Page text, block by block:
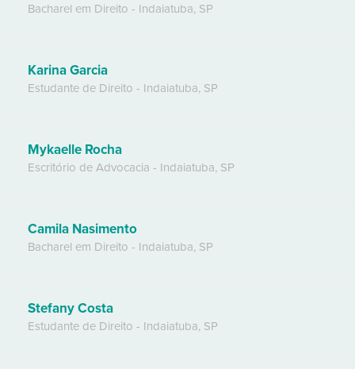
Bacharel em Direito - Indaiatuba, SP
Karina Garcia
Estudante de Direito - Indaiatuba, SP
Mykaelle Rocha
Escritório de Advocacia - Indaiatuba, SP
Camila Nasimento
Bacharel em Direito - Indaiatuba, SP
Stefany Costa
Estudante de Direito - Indaiatuba, SP